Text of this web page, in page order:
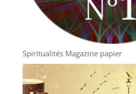
Spiritualités Magazine papier